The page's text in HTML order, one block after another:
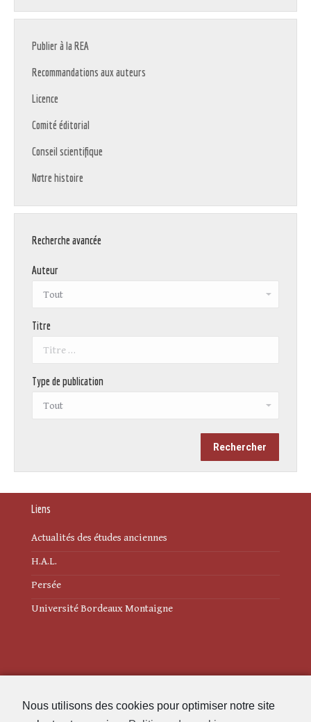
Nous utilisons des cookies pour optimiser notre site
Publier à la REA
Recommandations aux auteurs
Licence
Comité éditorial
Conseil scientifique
Notre histoire
Recherche avancée
Auteur
Titre
Type de publication
Liens
Actualités des études anciennes
H.A.L.
Persée
Université Bordeaux Montaigne
Politique de cookies (UE)